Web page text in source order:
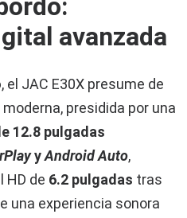
avanzada
, el JAC E30X presume de
presidida por una
12.8 pulgadas
yAndroid Auto,
HD de 6.2 pulgadas tras
una experiencia sonora